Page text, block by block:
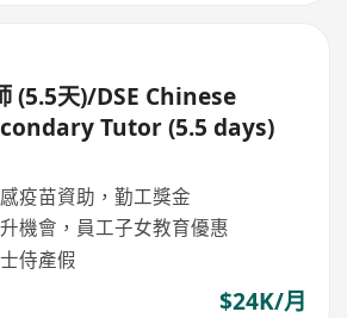
(5.5天)/DSE Chinese
Tutor (5.5 days)
疫苗資助，勤工獎金
機會，員工子女教育優惠
侍產假
$24K/月